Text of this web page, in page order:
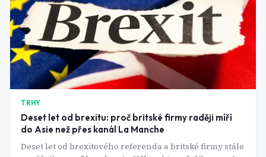
TRHY
Deset let od brexitu: proč britské firmy raději míří
do Asie než přes kanál La Manche
Deset let od brexitového referenda a britské firmy stále